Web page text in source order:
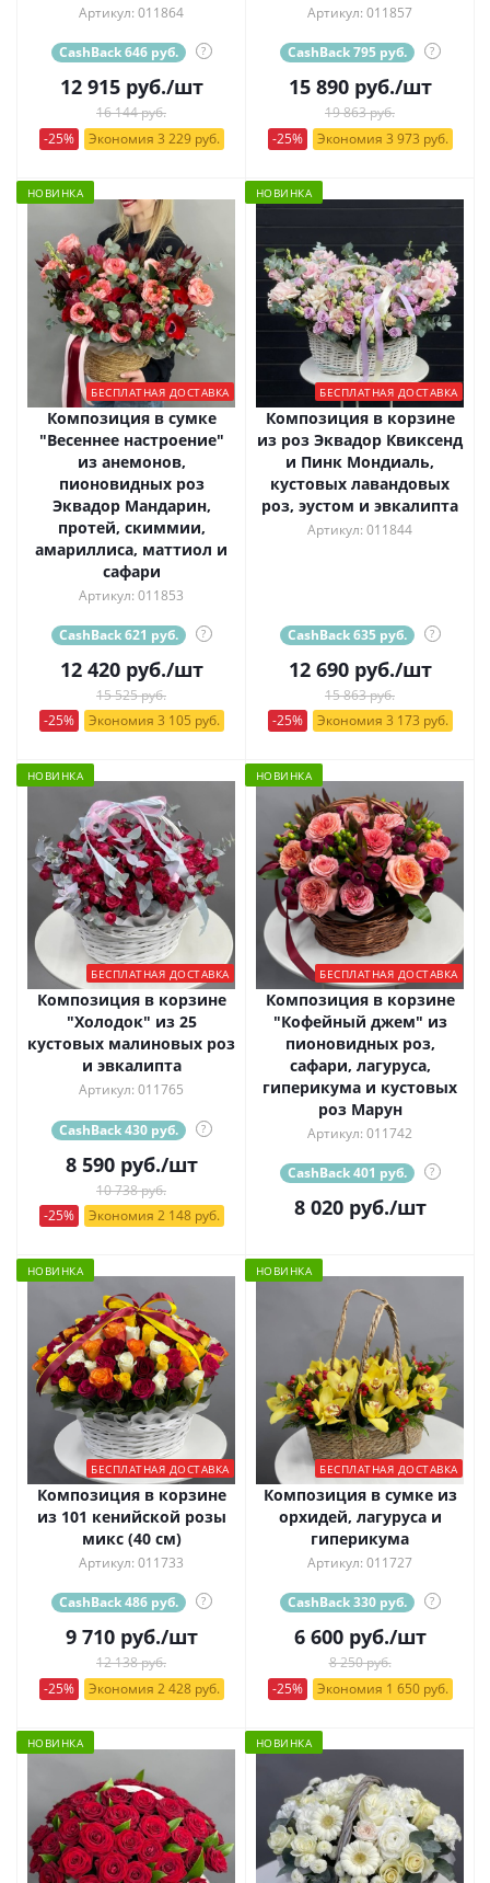
Артикул: 011864
CashBack 646 руб. ?
12 915руб./шт
16 144 руб.
-25%
Экономия 3 229 руб.
Артикул: 011857
CashBack 795 руб. ?
15 890руб./шт
19 863 руб.
-25%
Экономия 3 973 руб.
НОВИНКА
БЕСПЛАТНАЯ ДОСТАВКА
Композиция в сумке
"Весеннее настроение"
из анемонов,
пионовидных роз
Эквадор Мандарин,
протей, скиммии,
амариллиса, маттиол и
сафари
Артикул: 011853
CashBack 621 руб. ?
12 420руб./шт
15 525 руб.
-25%
Экономия 3 105 руб.
НОВИНКА
БЕСПЛАТНАЯ ДОСТАВКА
Композиция в корзине
из роз Эквадор Квиксенд
и Пинк Мондиаль,
кустовых лавандовых
роз, эустом и эвкалипта
Артикул: 011844
CashBack 635 руб. ?
12 690руб./шт
15 863 руб.
-25%
Экономия 3 173 руб.
НОВИНКА
БЕСПЛАТНАЯ ДОСТАВКА
Композиция в корзине
"Холодок" из 25
кустовых малиновых роз
и эвкалипта
Артикул: 011765
CashBack 430 руб. ?
8 590руб./шт
10 738 руб.
-25%
Экономия 2 148 руб.
НОВИНКА
БЕСПЛАТНАЯ ДОСТАВКА
Композиция в корзине
"Кофейный джем" из
пионовидных роз,
сафари, лагуруса,
гиперикума и кустовых
роз Марун
Артикул: 011742
CashBack 401 руб. ?
8 020руб./шт
НОВИНКА
БЕСПЛАТНАЯ ДОСТАВКА
Композиция в корзине
из 101 кенийской розы
микс (40 см)
Артикул: 011733
CashBack 486 руб. ?
9 710руб./шт
12 138 руб.
-25%
Экономия 2 428 руб.
НОВИНКА
БЕСПЛАТНАЯ ДОСТАВКА
Композиция в сумке из
орхидей, лагуруса и
гиперикума
Артикул: 011727
CashBack 330 руб. ?
6 600руб./шт
8 250 руб.
-25%
Экономия 1 650 руб.
НОВИНКА НОВИНКА